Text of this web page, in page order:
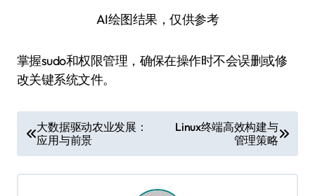
AI绘图结果，仅供参考
掌握sudo和权限管理，确保在操作时不会误删或修
改关键系统文件。
章
导
大数据驱动农业发展：
应用与前景
Linux终端高效构建与
管理策略